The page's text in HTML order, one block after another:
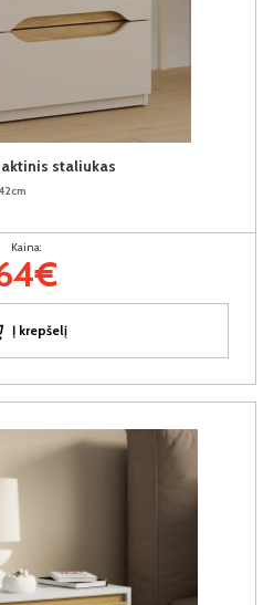
staliukas
Kaina:
Į krepšelį